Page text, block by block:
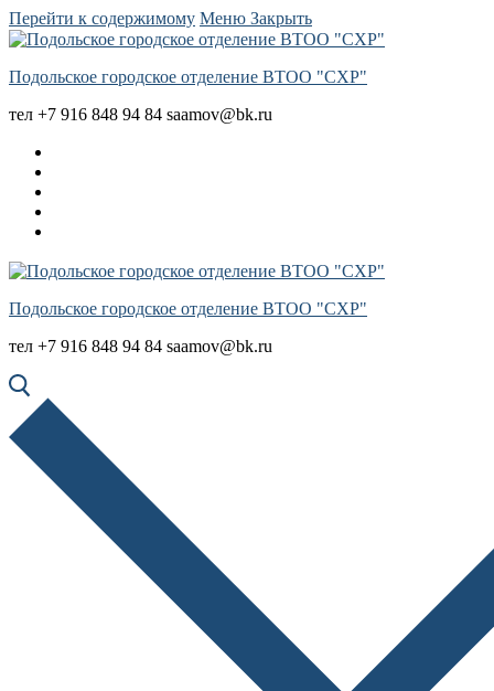
Перейти к содержимому Меню Закрыть
Подольское городское отделение ВТОО "СХР"
тел +7 916 848 94 84 saamov@bk.ru
Подольское городское отделение ВТОО "СХР"
тел +7 916 848 94 84 saamov@bk.ru